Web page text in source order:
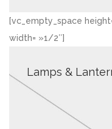
[vc_empty_space
width= »1/2″]
Lamps &